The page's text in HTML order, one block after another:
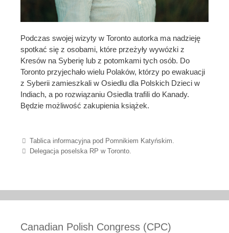
Podczas swojej wizyty w Toronto autorka ma nadzieję
spotkać się z osobami, które przeżyły wywózki z
Kresów na Syberię lub z potomkami tych osób. Do
Toronto przyjechało wielu Polaków, którzy po ewakuacji
z Syberii zamieszkali w Osiedlu dla Polskich Dzieci w
Indiach, a po rozwiązaniu Osiedla trafili do Kanady.
Będzie możliwość zakupienia książek.
Post navigation
Tablica informacyjna pod Pomnikiem Katyńskim.
Delegacja poselska RP w Toronto.
Canadian Polish Congress (CPC)